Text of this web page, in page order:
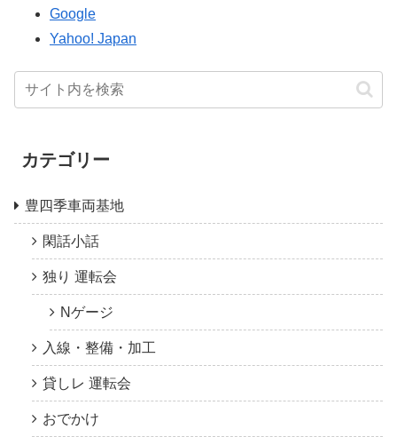
Google
Yahoo! Japan
カテゴリー
豊四季車両基地
閑話小話
独り 運転会
Nゲージ
入線・整備・加工
貸しレ 運転会
おでかけ